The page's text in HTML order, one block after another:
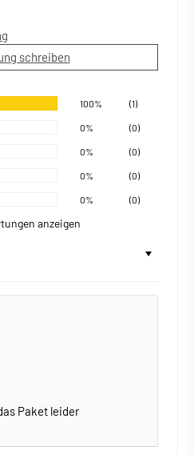
schreiben
100% (1)
0% (0)
0% (0)
0% (0)
0% (0)
anzeigen
Paket leider